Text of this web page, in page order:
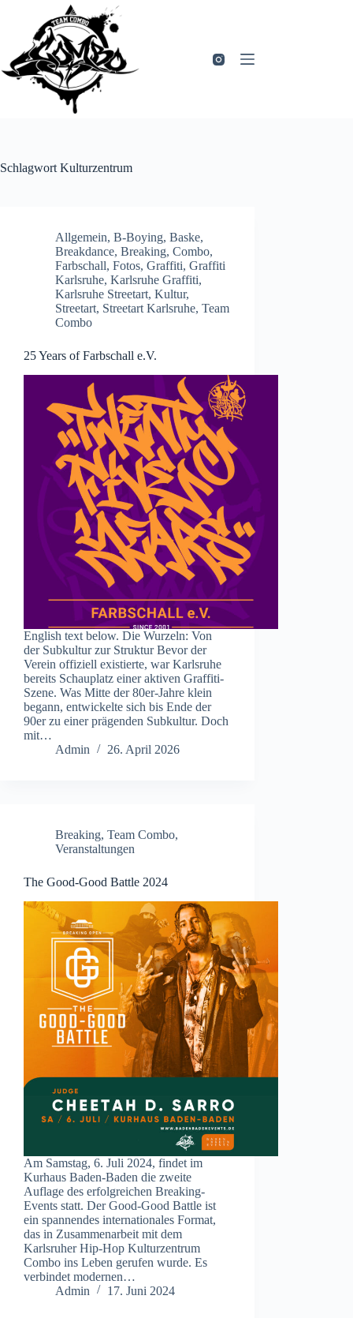
springen
Schlagwort Kulturzentrum
Allgemein, B-Boying, Baske,
Breakdance, Breaking, Combo,
Farbschall, Fotos, Graffiti, Graffiti
Karlsruhe, Karlsruhe Graffiti,
Karlsruhe Streetart, Kultur,
Streetart, Streetart Karlsruhe, Team
Combo
25 Years of Farbschall e.V.
English text below. Die Wurzeln: Von
der Subkultur zur Struktur Bevor der
Verein offiziell existierte, war Karlsruhe
bereits Schauplatz einer aktiven Graffiti-
Szene. Was Mitte der 80er-Jahre klein
begann, entwickelte sich bis Ende der
90er zu einer prägenden Subkultur. Doch
mit…
Admin
26. April 2026
Breaking, Team Combo,
Veranstaltungen
The Good-Good Battle 2024
Am Samstag, 6. Juli 2024, findet im
Kurhaus Baden-Baden die zweite
Auflage des erfolgreichen Breaking-
Events statt. Der Good-Good Battle ist
ein spannendes internationales Format,
das in Zusammenarbeit mit dem
Karlsruher Hip-Hop Kulturzentrum
Combo ins Leben gerufen wurde. Es
verbindet modernen…
Admin
17. Juni 2024